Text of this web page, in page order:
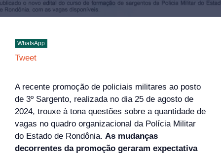
WhatsApp
Tweet
A recente promoção de policiais militares ao posto
de 3º Sargento, realizada no dia 25 de agosto de
2024, trouxe à tona questões sobre a quantidade de
vagas no quadro organizacional da Polícia Militar
do Estado de Rondônia. As mudanças
decorrentes da promoção geraram expectativa